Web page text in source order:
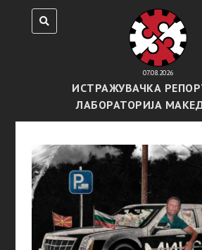
07.08.2026
ИСТРАЖУВАЧКА
ЛАБОРАТОРИЈА